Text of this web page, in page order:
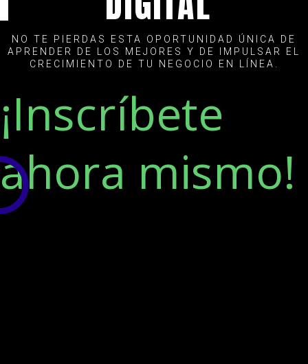
NO TE PIERDAS ESTA OPORTUNIDAD ÚNICA DE
APRENDER DE LOS MEJORES Y DE IMPULSAR EL
CRECIMIENTO DE TU NEGOCIO EN LÍNEA.
¡Inscríbete
ahora mismo!